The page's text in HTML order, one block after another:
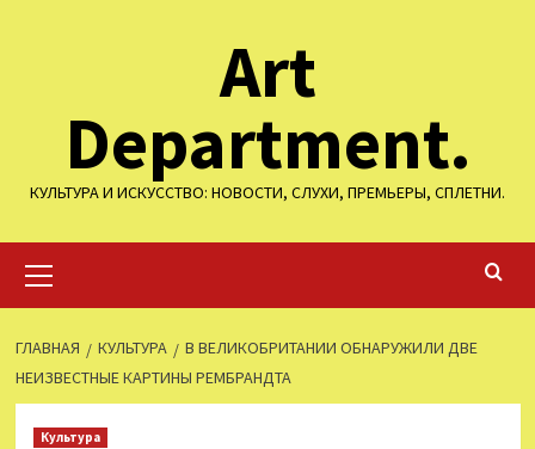
Art
Department.
КУЛЬТУРА И ИСКУССТВО: НОВОСТИ, СЛУХИ, ПРЕМЬЕРЫ, СПЛЕТНИ.
меню
ГЛАВНАЯ КУЛЬТУРА
В ВЕЛИКОБРИТАНИИ ОБНАРУЖИЛИ ДВЕ
НЕИЗВЕСТНЫЕ КАРТИНЫ РЕМБРАНДТА
Культура